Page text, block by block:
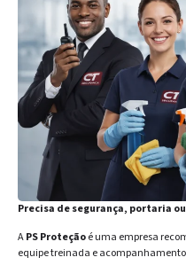
Precisa de segurança, portaria
APS Proteçãoé uma empresa
equipe treinada e